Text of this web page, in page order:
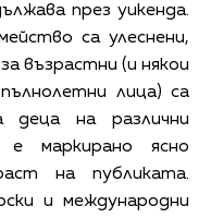
през уикенда.
са улеснени,
възрастни (и някои
лица) са
деца на различни
е маркирано ясно
на публиката.
и международни